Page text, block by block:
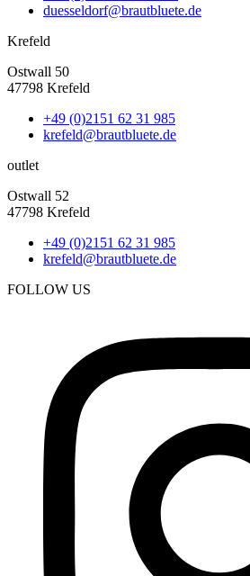
duesseldorf@brautbluete.de
Krefeld
Ostwall 50
47798 Krefeld
+49 (0)2151 62 31 985
krefeld@brautbluete.de
outlet
Ostwall 52
47798 Krefeld
+49 (0)2151 62 31 985
krefeld@brautbluete.de
FOLLOW US